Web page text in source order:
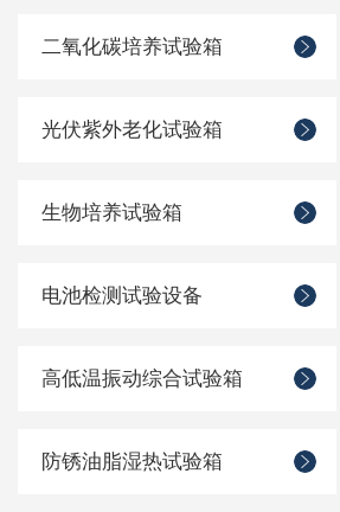
二氧化碳培养试验箱
光伏紫外老化试验箱
生物培养试验箱
电池检测试验设备
高低温振动综合试验箱
防锈油脂湿热试验箱